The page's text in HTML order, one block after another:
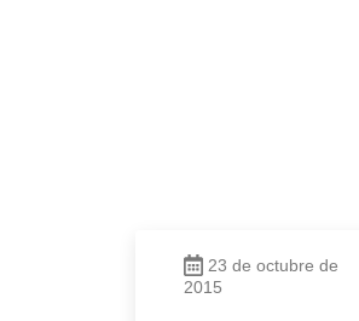
23 de octubre de
2015